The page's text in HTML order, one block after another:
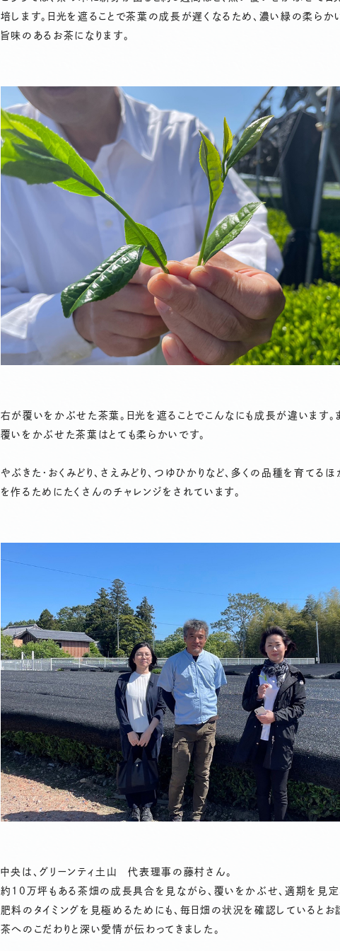
培します。日光を遮ることで茶葉の成長が遅くなるため、濃い緑の柔らか
旨味のあるお茶になります。
右が覆いをかぶせた茶葉。日光を遮ることでこんなにも成長が違います。ま
覆いをかぶせた茶葉はとても柔らかいです。
やぶきた・おくみどり、さえみどり、つゆひかりなど、多くの品種を育てる
を作るためにたくさんのチャレンジをされています。
中央は、グリーンティ土山 代表理事の藤村さん。
約10万坪もある茶畑の成長具合を見ながら、覆いをかぶせ、適期を見定
肥料のタイミングを見極めるためにも、毎日畑の状況を確認しているとお
茶へのこだわりと深い愛情が伝わってきました。